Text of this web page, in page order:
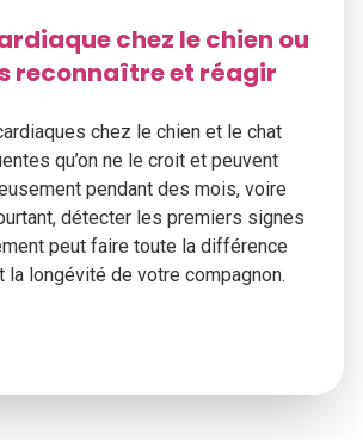
chez le chien ou
reconnaître et réagir
chez le chien et le chat
qu’on ne le croit et peuvent
pendant des mois, voire
détecter les premiers signes
peut faire toute la différence
la longévité de votre compagnon.